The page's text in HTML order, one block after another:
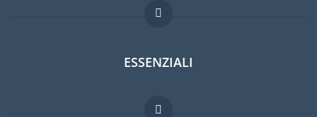
ESSENZIALI
Forum per expat